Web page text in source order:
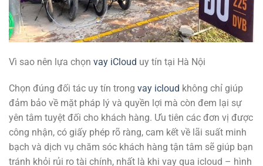
Vì sao nên lựa chọn vay iCloud uy tín tại Hà Nội
Chọn đúng đối tác uy tín trong vay icloud không chỉ giúp
đảm bảo về mặt pháp lý và quyền lợi mà còn đem lại sự
yên tâm tuyệt đối cho khách hàng. Ưu tiên các đơn vị được
công nhận, có giấy phép rõ ràng, cam kết về lãi suất minh
bạch và dịch vụ chăm sóc khách hàng tận tâm sẽ giúp bạn
tránh khỏi rủi ro tài chính, nhất là khi vay qua icloud – hình